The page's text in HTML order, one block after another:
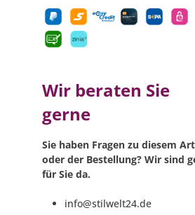
Wir beraten Sie
gerne
Sie haben Fragen zu diesem
oder der Bestellung? Wir sind
für Sie da.
info@stilwelt24.de